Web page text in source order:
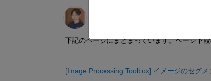
下記のページにまとまっています。ページ下
[Image Processing Toolbox] イメージのセグメ